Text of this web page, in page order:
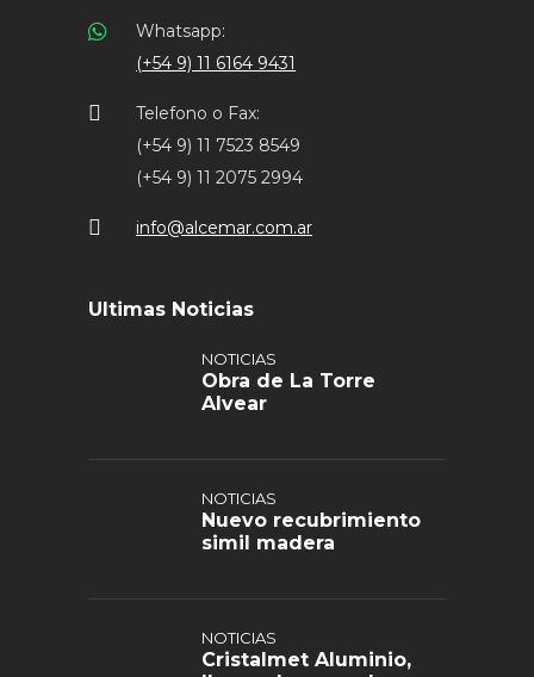
Whatsapp:
(+54 9) 11 6164 9431
Telefono o Fax:
(+54 9) 11 7523 8549
(+54 9) 11 2075 2994
info@alcemar.com.ar
Ultimas Noticias
NOTICIAS
Obra de La Torre
Alvear
NOTICIAS
Nuevo recubrimiento
simil madera
NOTICIAS
Cristalmet Aluminio,